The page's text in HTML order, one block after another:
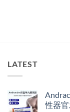
LATEST
性器